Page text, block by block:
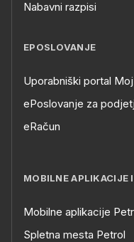
Nabavni razpisi
EPOSLOVANJE
Uporabniški portal
ePoslovanje za
eRačun
MOBILNE APLIKACIJE
Mobilne aplikacije
Spletna mesta Petrol